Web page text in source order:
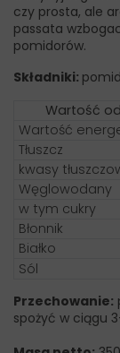
czy prosta, ale
passata
pomidorów.
Składniki:
Wartość
Wartość
Tłuszcz
kwasy
Węglowodany
w tym cukry
Błonnik
Białko
Sól
Przechowanie:
spożyć w ciągu